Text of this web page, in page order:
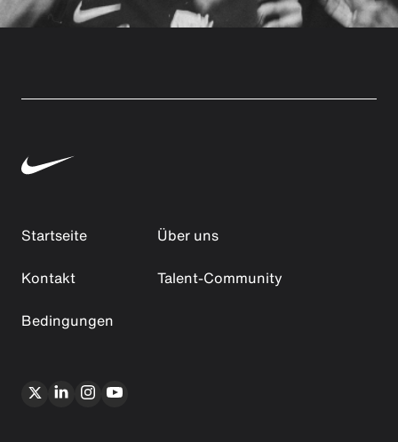
Startseite
Über uns
Kontakt
Talent-Community
Bedingungen